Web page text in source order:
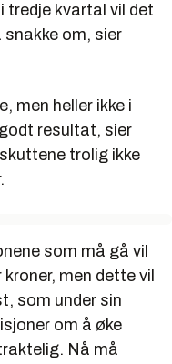
tredje kvartal vil det
om, sier
men heller ikke i
resultat, sier
trolig ikke
som må gå vil
men dette vil
som under sin
om å øke
Nå må